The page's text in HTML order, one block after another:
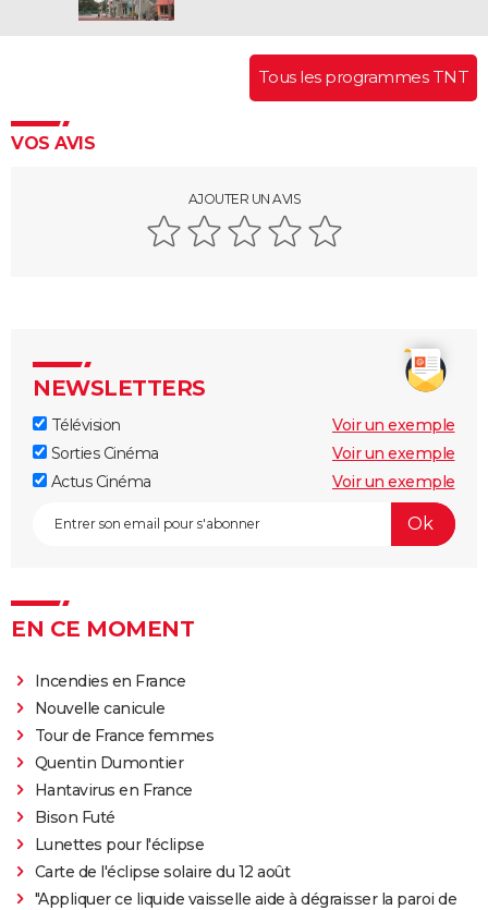
Tous les programmes TNT
VOS AVIS
AJOUTER UN AVIS
NEWSLETTERS
Télévision
Voir un exemple
Sorties Cinéma
Voir un exemple
Actus Cinéma
Voir un exemple
EN CE MOMENT
Incendies en France
Nouvelle canicule
Tour de France femmes
Quentin Dumontier
Hantavirus en France
Bison Futé
Lunettes pour l'éclipse
Carte de l'éclipse solaire du 12 août
"Appliquer ce liquide vaisselle aide à dégraisser la paroi de